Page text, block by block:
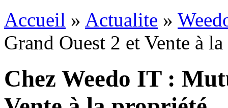
Accueil » Actualite »
Grand Ouest 2 et Vente à
Chez Weedo IT :